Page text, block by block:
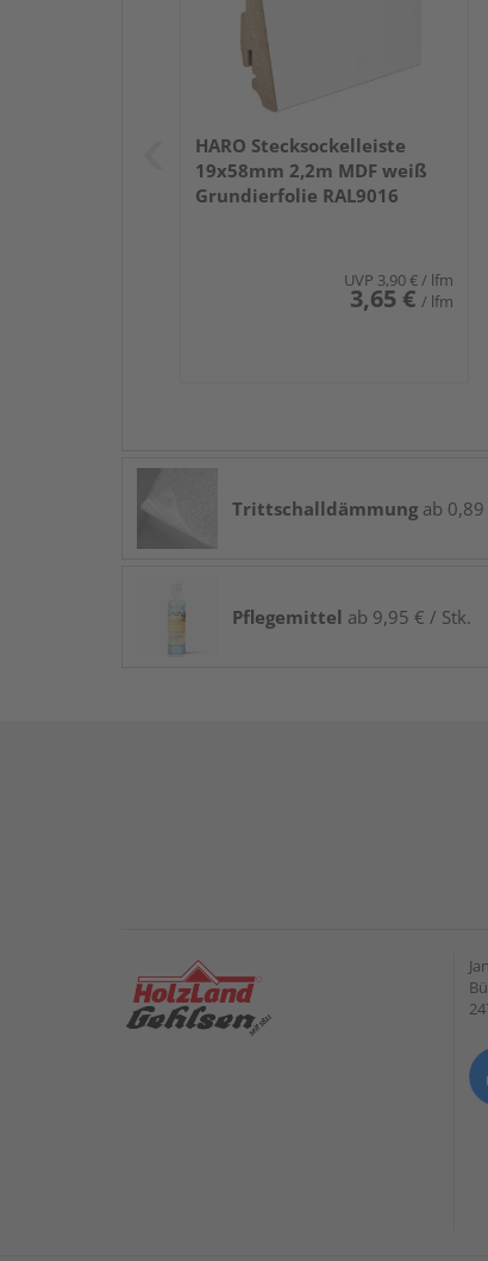
HARO Stecksockelleiste
19x58mm 2,2m MDF weiß
Grundierfolie RAL9016
UVP 3,90 € / lfm
3,65 € / lfm
Trittschalldämmung ab
Pflegemittel ab 9,95 € / Stk.